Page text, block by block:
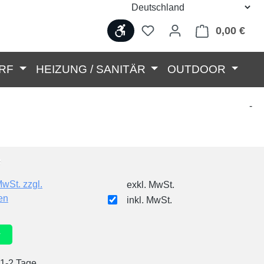
Werkzeugleiste anzeigen
0,00 €
HEIZUNG / SANITÄR OUTDOOR
-
zzgl.
exkl. MwSt.
inkl. MwSt.